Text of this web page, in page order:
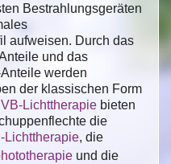
Bestrahlungsgeräten
aufweisen. Durch das
und das
werden
der klassischen Form
Lichttherapie bieten
die
Lichttherapie, die
und die